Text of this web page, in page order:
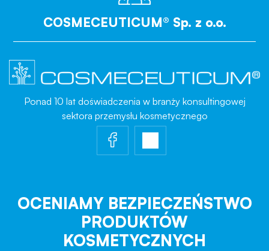
COSMECEUTICUM® Sp. z o.o.
Ponad 10 lat doświadczenia w branży konsultingowej
sektora przemysłu kosmetycznego
OCENIAMY BEZPIECZEŃSTWO
PRODUKTÓW
KOSMETYCZNYCH